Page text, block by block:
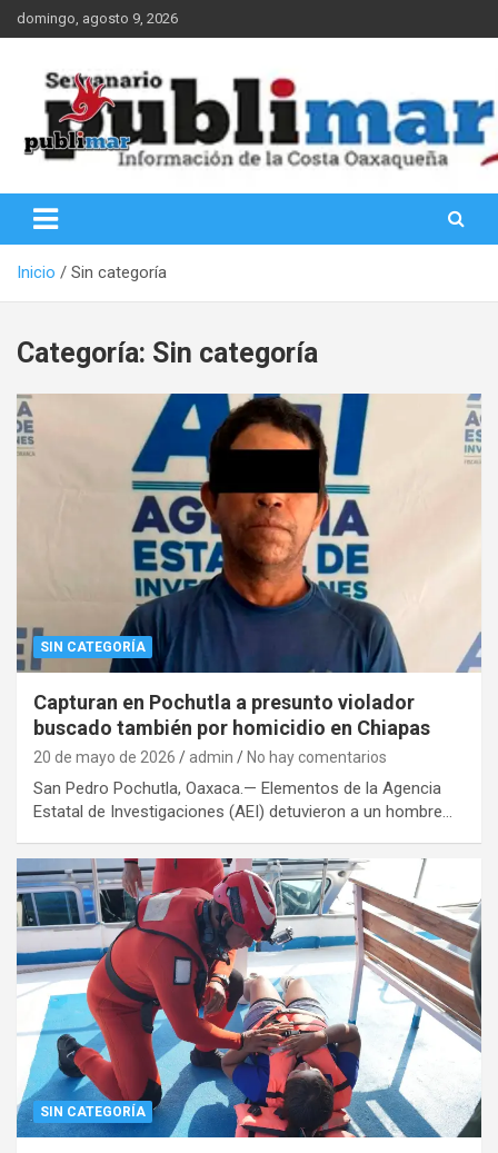
Saltar
al
domingo, agosto 9, 2026
PubliMar
Inicio Sin categoría
Categoría: Sin categoría
SIN CATEGORÍA
Capturan en Pochutla a presunto violador
buscado también por homicidio en Chiapas
20 de mayo de 2026 admin No hay comentarios
San Pedro Pochutla, Oaxaca.— Elementos de la Agencia
Estatal de Investigaciones (AEI) detuvieron a un hombre…
SIN CATEGORÍA